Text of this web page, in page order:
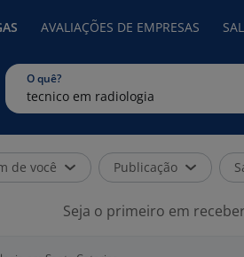
AVALIAÇÕES DE EMPRESAS
O quê?
de você Publicação
Seja o primeiro em